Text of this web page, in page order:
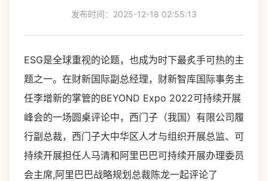
发布时间：2025-12-18 02:55:13
ESG是全球重视的论题，也成为时下最炙手可热的主
题之一。在财新国际副总经理，财新智库国际事务主
任李增新的掌管的BEYOND Expo 2022可持续开展
峰会的一场圆桌评论中，西门子（我国）有限公司履
行副总裁，西门子大中华区人才与组织开展总监、可
持续开展担任人马清和阿里巴巴可持续开展办理委员
会主席,阿里巴巴战略规划总裁陈龙一起评论了